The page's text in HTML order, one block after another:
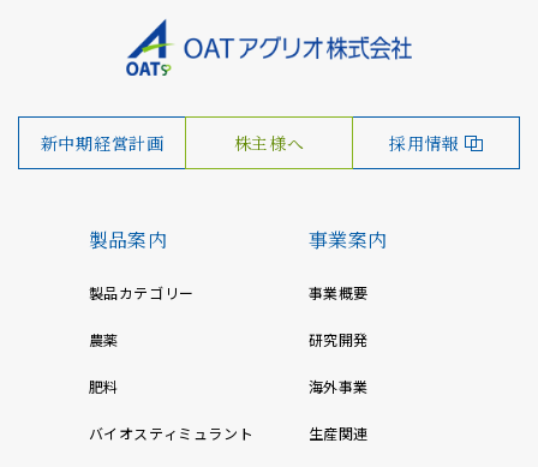
新中期経営計画 株主様へ 採用情報
製品案内
製品カテゴリー
農薬
肥料
バイオスティミュラント
事業案内
事業概要
研究開発
海外事業
生産関連